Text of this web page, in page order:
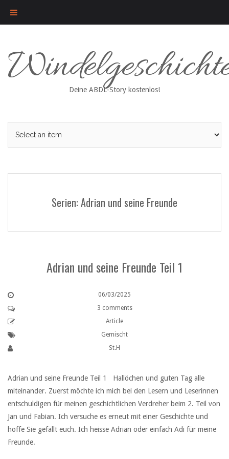
content
Deine ABDL-Story kostenlos!
Serien: Adrian und seine Freunde
Adrian und seine Freunde Teil 1
06/03/2025
3 comments
Article
Gemischt
St.H
Adrian und seine Freunde Teil 1 Hallöchen und guten Tag alle
miteinander. Zuerst möchte ich mich bei den Lesern und Leserinnen
entschuldigen für meinen geschichtlichen Verdreher beim 2. Teil von
Jan und Fabian. Ich versuche es erneut mit einer Geschichte und
hoffe Sie gefällt euch. Ich heisse Adrian oder einfach Adi für meine
Freunde.